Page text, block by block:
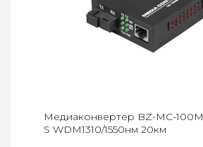
Медиаконвертер BZ-MC-
S WDM1310/1550нм 20км